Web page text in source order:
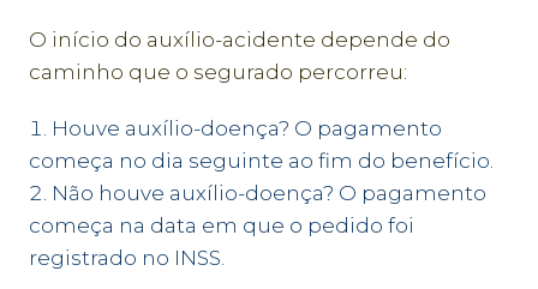
O início do auxílio-acidente depende do
caminho que o segurado percorreu:
Houve auxílio-doença? O pagamento
começa no dia seguinte ao fim do benefício.
Não houve auxílio-doença? O pagamento
começa na data em que o pedido foi
registrado no INSS.